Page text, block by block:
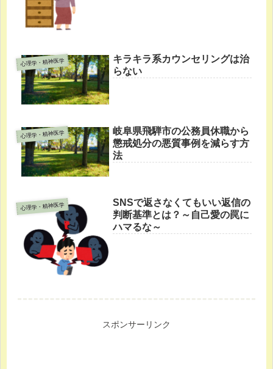
心理学・精神医学
キラキラ系カウンセリングは治
らない
心理学・精神医学
岐阜県飛騨市の公務員休職から
懲戒処分の悪質事例を減らす方
法
心理学・精神医学
SNSで返さなくてもいい返信の
判断基準とは？～自己愛の罠に
ハマるな～
スポンサーリンク